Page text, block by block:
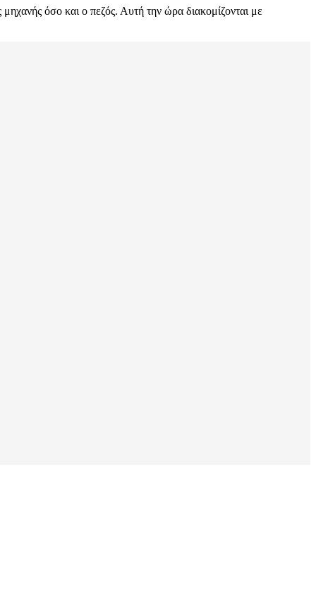
όσο και ο πεζός. Αυτή την ώρα διακομίζονται με